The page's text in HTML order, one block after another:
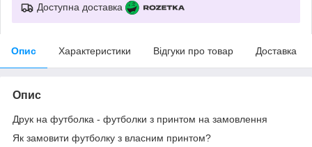
Доступна доставка
Опис Характеристики Відгуки про товар Доставка
Опис
Друк на футболка - футболки з принтом на замовлення
Як замовити футболку з власним принтом?